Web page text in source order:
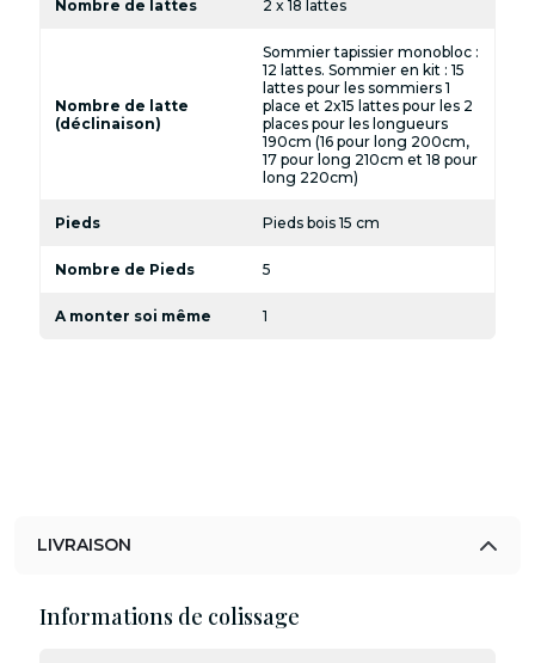
Nombre de lattes 2 x 18 lattes
Nombre de latte
(déclinaison)
Sommier tapissier monobloc :
12 lattes. Sommier en kit : 15
lattes pour les sommiers 1
place et 2x15 lattes pour les 2
places pour les longueurs
190cm (16 pour long 200cm,
17 pour long 210cm et 18 pour
long 220cm)
Pieds Pieds bois 15 cm
Nombre de Pieds 5
A monter soi même 1
LIVRAISON
Informations de colissage